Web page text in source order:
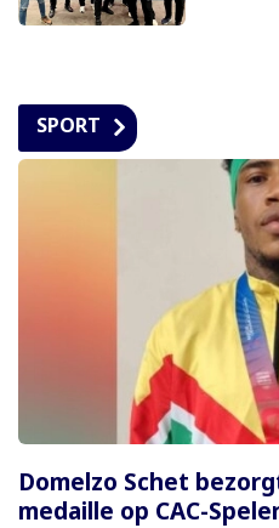
SPORT
Domelzo Schet
medaille op CAC-